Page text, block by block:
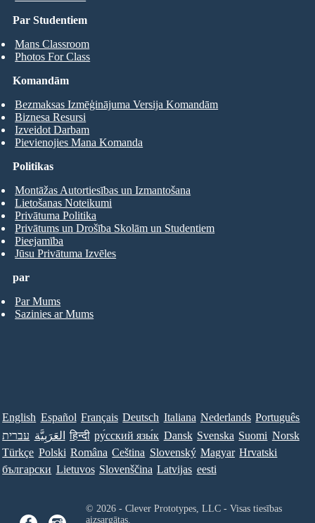
Par Studentiem
Mans Classroom
Photos For Class
Komandām
Bezmaksas Izmēģinājuma Versija Komandām
Biznesa Resursi
Izveidot Darbam
Pievienojies Mana Komanda
par
Par Mums
Sazinies ar Mums
Politikas
Montāžas Autortiesības un Izmantošana
Lietošanas Noteikumi
Privātuma Politika
Privātums un Drošība Skolām un Studentiem
Pieejamība
Jūsu Privātuma Izvēles
English Español Français Deutsch Italiana Nederlands Português
עברית العَرَبِيَّة हिन्दी ру́сский язы́к Dansk Svenska Suomi Norsk
Türkçe Polski Româna Ceština Slovenský Magyar Hrvatski
български Lietuvos Slovenščina Latvijas eesti
© 2026 - Clever Prototypes, LLC - Visas tiesības
aizsargātas.